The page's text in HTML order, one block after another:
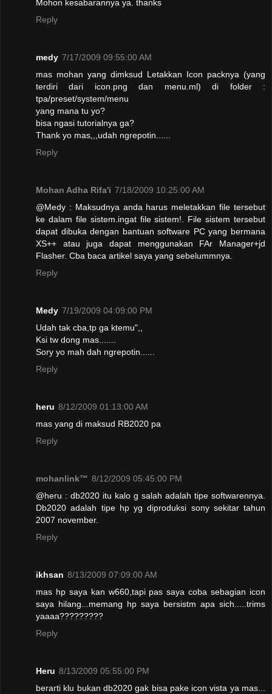
Mohon kesabarannya ya. thanks
Reply
medy 7/17/2009 09:55:00 AM
mas mohan yang dimksud Letakkan Icon packnya (yang
terdiri dari icon.png dan menu.ml) di folder :
tpa/preset/system/menu
yang mana tu yo?
bisa ngasi tutorialnya ga?
Thank yo mas,,,udah ngrepotin......
Reply
Mohan Adha Rifa'i 7/18/2009 10:25:00 AM
@Medy : Maksudnya anda harus meletakkan file tersebut
ke dalam file sistem.ingat file sistem!. File sistem tersebut
dapat dibuka dengan bantuan software PC yang bermana
XS++ atau juga dapat menggunakan FAr Manager+jd
Flasher. Cba baca artikel saya yang sebelummnya.
Reply
Medy 7/19/2009 04:09:00 PM
Udah tak cba,tp ga ktemu",,
Ksi tw dong mas.......
Sory yo mah dah ngrepotin......
Reply
heru 8/12/2009 01:13:00 AM
mas yang di maksud RB2020 pa
Reply
mohanlink™ 8/12/2009 05:45:00 PM
@heru : db2020 itu kalo g salah adalah tipe softwarennya.
Db2020 adalah tipe hp yg diproduksi sony sekitar tahun
2007 november.
Reply
ikhsan 8/13/2009 07:09:00 AM
mas hp saya kan w660,tapi pas saya coba sebagian icon
saya hilang...memang hp saya bersistm apa sich.....trims
yaaaa?????????
Reply
Heru 8/13/2009 05:55:00 PM
berarti klu bukan db2020 gak bisa pake icon vista ya mas...